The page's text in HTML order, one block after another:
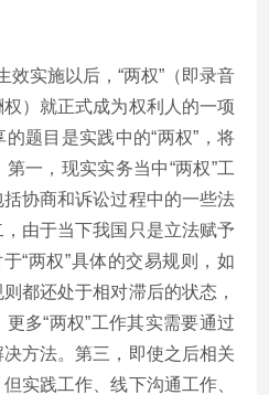
效实施以后，“两权”（即录音
）就正式成为权利人的一项
题目是实践中的“两权”，将
一，现实实务当中“两权”工
协商和诉讼过程中的一些法
由于当下我国只是立法赋予
“两权”具体的交易规则，如
都还处于相对滞后的状态，
多“两权”工作其实需要通过
方法。第三，即使之后相关
实践工作、线下沟通工作、